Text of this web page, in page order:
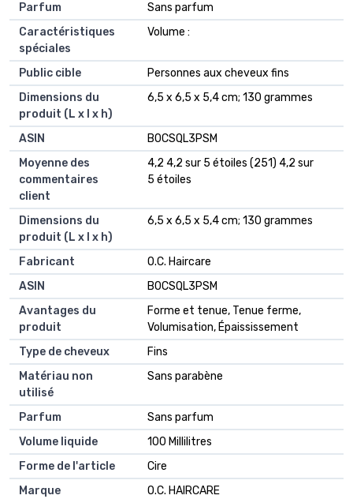
Parfum
‎Sans parfum
Caractéristiques
spéciales
‎Volume :
Public cible
‎Personnes aux cheveux fins
Dimensions du
produit (L x l x h)
‎6,5 x 6,5 x 5,4 cm; 130 grammes
ASIN
‎B0CSQL3PSM
Moyenne des
commentaires
client
4,2 4,2 sur 5 étoiles (251) 4,2 sur
5 étoiles
Dimensions du
produit (L x l x h)
6,5 x 6,5 x 5,4 cm; 130 grammes
Fabricant
O.C. Haircare
ASIN
B0CSQL3PSM
Avantages du
produit
Forme et tenue, Tenue ferme,
Volumisation, Épaississement
Type de cheveux
Fins
Matériau non
utilisé
Sans parabène
Parfum
Sans parfum
Volume liquide
100 Millilitres
Forme de l'article
Cire
Marque
O.C. HAIRCARE